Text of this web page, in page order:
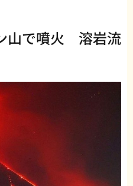
山で噴火 溶岩流